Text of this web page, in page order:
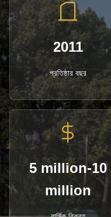
2011
প্রতিষ্ঠার বছর
5 million-10
million